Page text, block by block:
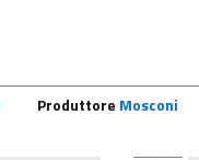
Produttore Mosconi